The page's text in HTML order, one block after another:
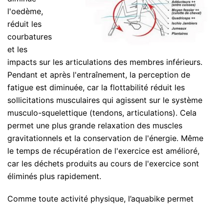
l'oedème,
réduit les
courbatures
et les
impacts sur les articulations des membres inférieurs.
Pendant et après l'entraînement, la perception de
fatigue est diminuée, car la flottabilité réduit les
sollicitations musculaires qui agissent sur le système
musculo-squelettique (tendons, articulations). Cela
permet une plus grande relaxation des muscles
gravitationnels et la conservation de l'énergie. Même
le temps de récupération de l'exercice est amélioré,
car les déchets produits au cours de l'exercice sont
éliminés plus rapidement.
Comme toute activité physique, l’aquabike permet